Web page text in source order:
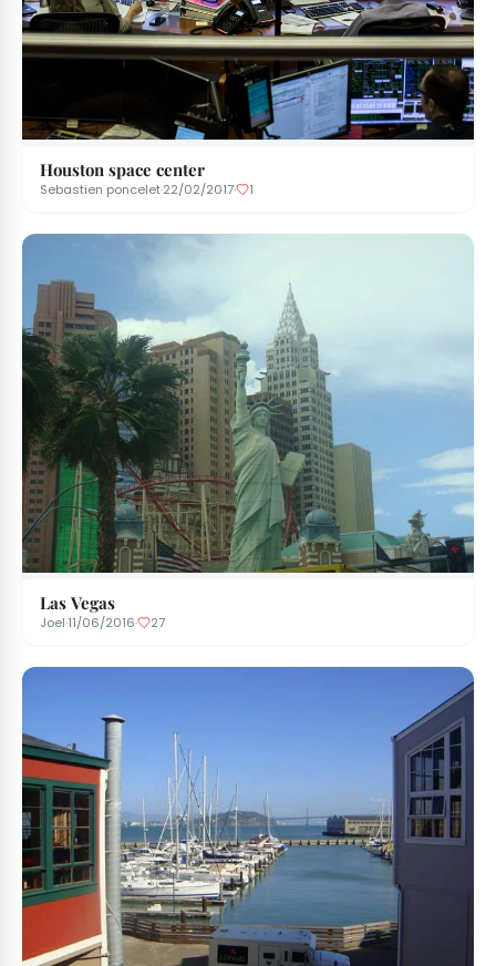
Houston space center
Sebastien poncelet·22/02/2017· 1
Las Vegas
Joel·11/06/2016· 27